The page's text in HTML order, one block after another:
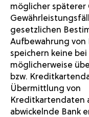
möglicher
gesetzlichen
Aufbewahrung von
speichern keine
möglicherweise
bzw.
Übermittlung von
Kreditkartendaten
abwickelnde Bank